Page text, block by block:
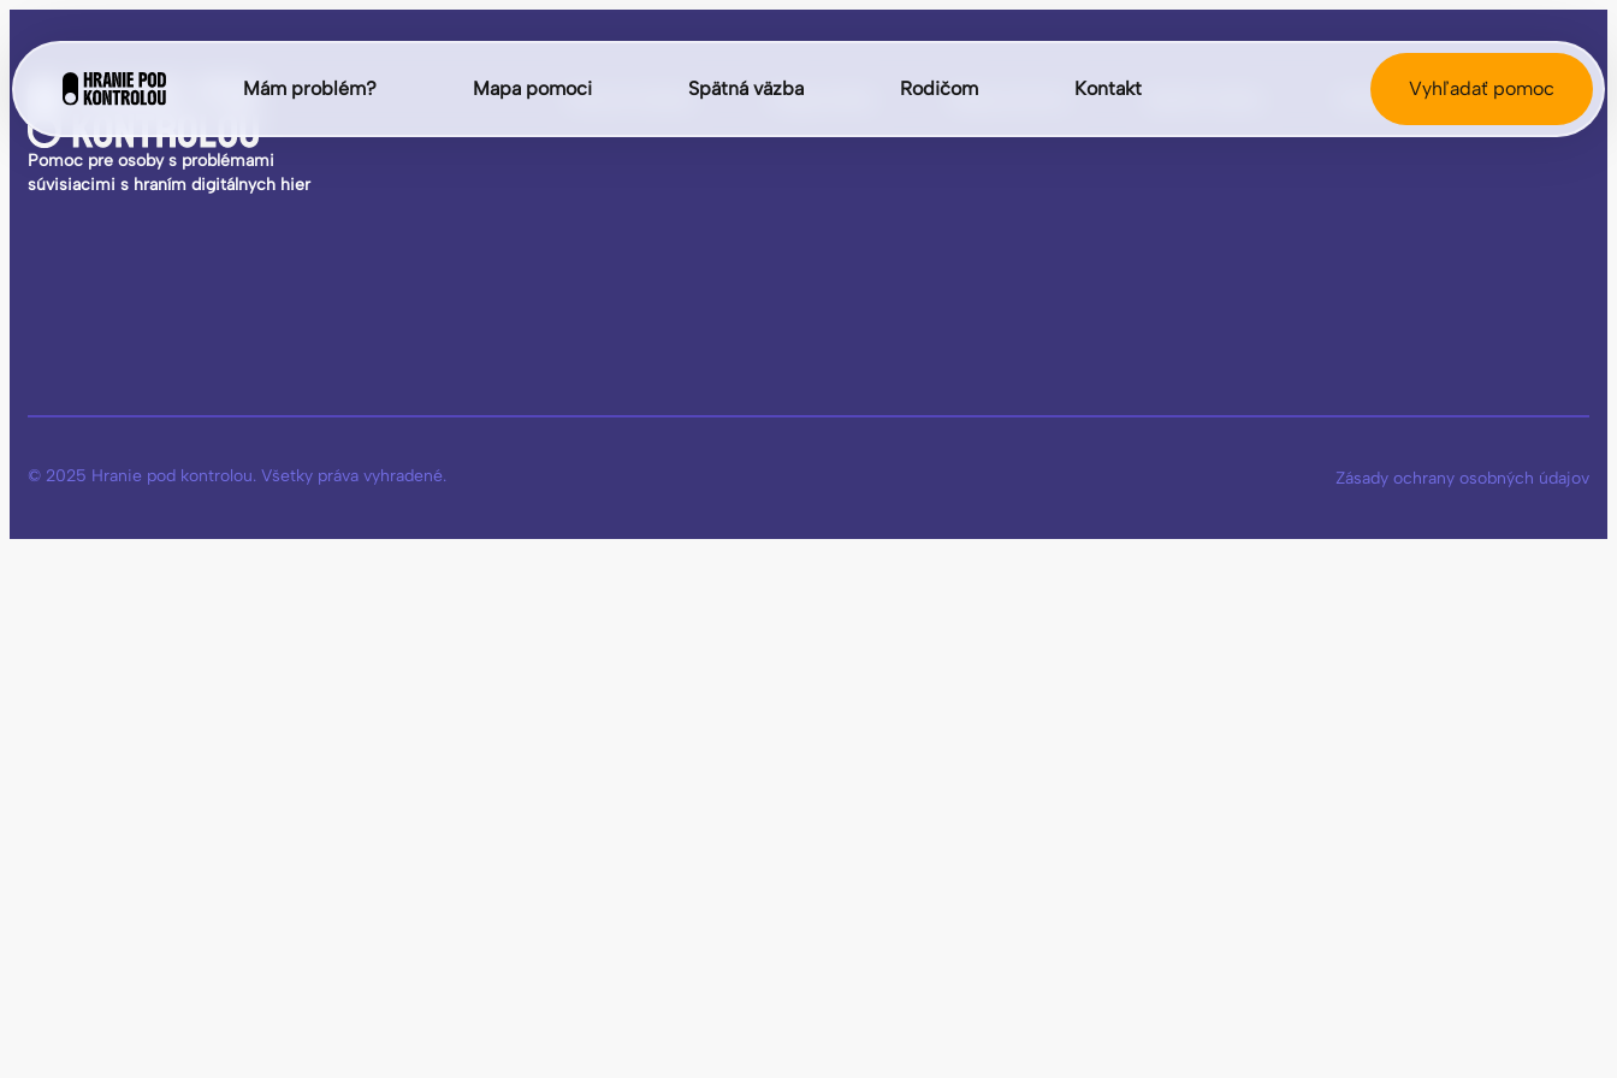
Mám problém? Mapa pomoci Spätná väzba Rodičom Kontakt Vyhľadať pomoc
Pomoc pre osoby s problémami
súvisiacimi s hraním digitálnych hier
Hlavná stránka Diagnostika Mapa pomoci Rodičom Kontakt
© 2025 Hranie pod kontrolou. Všetky práva vyhradené. Zásady ochrany osobných údajov